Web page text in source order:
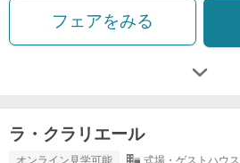
フェアをみる
ラ・クラリエール